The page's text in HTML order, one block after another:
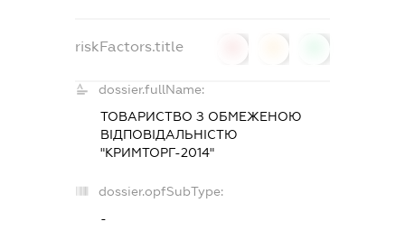
riskFactors.title
dossier.fullName:
ТОВАРИСТВО З ОБМЕЖЕНОЮ
ВІДПОВІДАЛЬНІСТЮ
"КРИМТОРГ-2014"
dossier.opfSubType:
-